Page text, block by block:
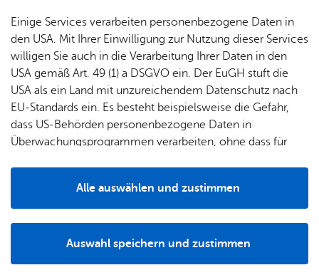
Ämter
A–Z
Diens
t­leis­
tun­gen
A–Z
For­
fent­li­
che
Be­
kannt­
ma­
chun­
& TV
Pres­se
Bil­
dung
& Be­
treu­
ung
Potz­
be­
treu­
ung
Schu­
len
Bau­
stel­len
& Um­
lei­tun­
Um­
welt &
Kli­ma­
Sa­nie­
ren &
bi­li­en
Stadt­
Fa­mi­lie
& Kin­
der
Se­nio­
ren
Woh­
nen
re­frei
Pfle­ge
& Un­
ter­stüt­
zung
Hier geht’s zur On­line-Frei­wil­li­gen-Bör­se „En­ga­giert am
verschiedenen Suchkriterien wie etwa Einsatzorten oder
Themenfeldern filtern und zwischen Tageseinsätzen oder
Einige Services verarbeiten personenbezogene Daten in
den USA. Mit Ihrer Einwilligung zur Nutzung dieser Services
willigen Sie auch in die Verarbeitung Ihrer Daten in den
USA gemäß Art. 49 (1) a DSGVO ein. Der EuGH stuft die
USA als ein Land mit unzureichendem Datenschutz nach
EU-Standards ein. Es besteht beispielsweise die Gefahr,
dass US-Behörden personenbezogene Daten in
Überwachungsprogrammen verarbeiten, ohne dass für
Auswahl speichern und zustimmen
Alle auswählen und zustimmen